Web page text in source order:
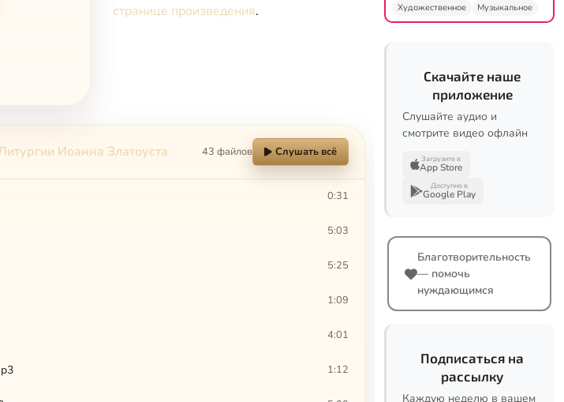
странице произведения.
Иоанна Златоуста 43 файлов Слушать всё
0:31
5:03
5:25
1:09
4:01
1:12
Художественное
Музыкальное
Скачайте наше
приложение
Слушайте аудио и
смотрите видео офлайн
Загрузите в
App Store
Доступно в
Google Play
Благотворительность
— помочь
нуждающимся
Подписаться на
рассылку
Каждую неделю в вашем